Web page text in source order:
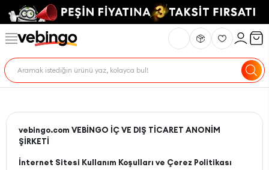
vebingo.com VEBİNGO İÇ VE DIŞ TİCARET ANONİM
ŞİRKETİ
İnternet Sitesi Kullanım Koşulları ve Çerez Politikası